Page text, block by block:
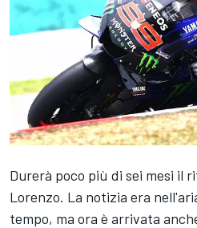
Durerà poco più di sei mesi il
Lorenzo. La notizia era
tempo, ma ora è arrivata